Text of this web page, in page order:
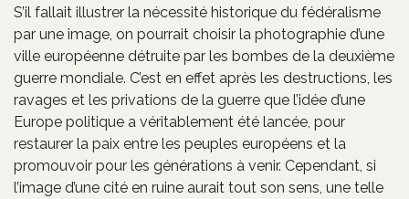
S’il fallait illustrer la nécessité historique du fédéralisme
par une image, on pourrait choisir la photographie d’une
ville européenne détruite par les bombes de la deuxième
guerre mondiale. C’est en effet après les destructions, les
ravages et les privations de la guerre que l’idée d’une
Europe politique a véritablement été lancée, pour
restaurer la paix entre les peuples européens et la
promouvoir pour les générations à venir. Cependant, si
l’image d’une cité en ruine aurait tout son sens, une telle